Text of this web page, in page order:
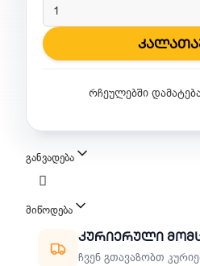
რჩეულებში
განვადება
მიწოდება
მიწოდების
Კურიერული
ჩვენ გთავაზობთ